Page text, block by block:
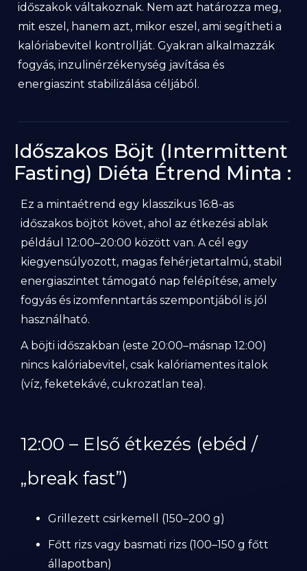
időszakok váltakoznak. Nem azt határozza meg,
mit eszel, hanem azt, mikor eszel, ami segítheti a
kalóriabevitel kontrollját. Gyakran alkalmazzák
fogyás, inzulinérzékenység javítása és
energiaszint stabilizálása céljából.
Időszakos Böjt (Intermittent
Fasting) Diéta Étrend Minta :
Ez a mintaétrend egy klasszikus 16:8-as
időszakos böjtöt követ, ahol az étkezési ablak
például 12:00–20:00 között van. A cél egy
kiegyensúlyozott, magas fehérjetartalmú, stabil
energiaszintet támogató nap felépítése, amely
fogyás és izomfenntartás szempontjából is jól
használható.
A böjti időszakban (este 20:00–másnap 12:00)
nincs kalóriabevitel, csak kalóriamentes italok
(víz, feketekávé, cukrozatlan tea).
12:00 – Első étkezés (ebéd /
„break fast”)
Grillezett csirkemell (150–200 g)
Főtt rizs vagy basmati rizs (100–150 g főtt
állapotban)